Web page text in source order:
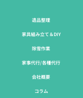
遺品整理
家具組み立て＆DIY
除雪作業
家事代行/各種代行
会社概要
コラム